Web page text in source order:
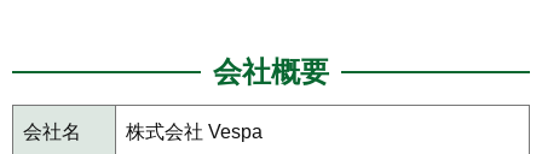
会社概要
会社名 株式会社 Vespa